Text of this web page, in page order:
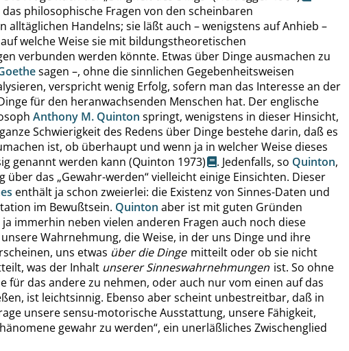
philosophische Fragen von den scheinbaren
alltäglichen Handelns; sie läßt auch – wenigstens auf Anhieb –
welche Weise sie mit bildungstheoretischen
verbunden werden könnte. Etwas über Dinge ausmachen zu
sagen –, ohne die sinnlichen Gegebenheitsweisen
verspricht wenig Erfolg, sofern man das Interesse an der
für den heranwachsenden Menschen hat. Der englische
Anthony M. Quinton springt, wenigstens in dieser Hinsicht,
Schwierigkeit des Redens über Dinge bestehe darin, daß es
ist, ob überhaupt und wenn ja in welcher Weise dieses
genannt werden kann (Quinton 1973) . Jedenfalls, so Quinton,
über das „Gewahr-werden“vielleicht einige Einsichten. Dieser
enthält ja schon zweierlei: die Existenz von Sinnes-Daten und
im Bewußtsein. Quinton aber ist mit guten Gründen
immerhin neben vielen anderen Fragen auch noch diese
unsere Wahrnehmung, die Weise, in der uns Dinge und ihre
uns etwas über die Dinge mitteiltoder ob sie nicht
was der Inhalt unserer Sinneswahrnehmungen ist. So ohne
für das andere zu nehmen, oder auch nur vom einen auf das
ist leichtsinnig. Ebenso aber scheint unbestreitbar, daß in
unseresensu-motorischeAusstattung, unsere Fähigkeit,
gewahr zu werden“, ein unerläßliches Zwischenglied